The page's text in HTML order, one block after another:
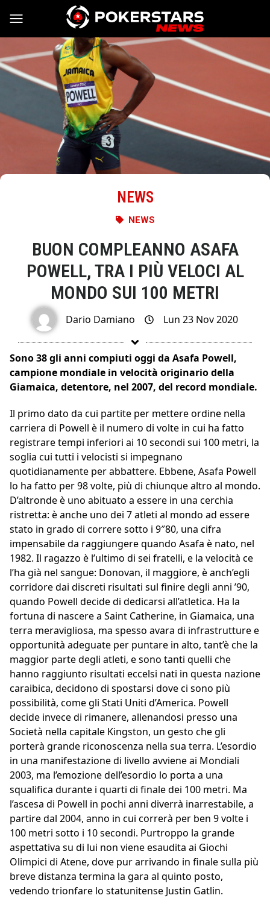
Vai al contenuto
NEWS
NEWS
BUON COMPLEANNO ASAFA
POWELL, TRA I PIÙ VELOCI AL
MONDO SUI 100 METRI
Dario Damiano Lun 23 Nov 2020
Sono 38 gli anni compiuti oggi da Asafa Powell,
campione mondiale in velocità originario della
Giamaica, detentore, nel 2007, del record mondiale.
Il primo dato da cui partite per mettere ordine nella
carriera di Powell è il numero di volte in cui ha fatto
registrare tempi inferiori ai 10 secondi sui 100 metri, la
soglia cui tutti i velocisti si impegnano
quotidianamente per abbattere. Ebbene, Asafa Powell
lo ha fatto per 98 volte, più di chiunque altro al mondo.
D’altronde è uno abituato a essere in una cerchia
ristretta: è anche uno dei 7 atleti al mondo ad essere
stato in grado di correre sotto i 9″80, una cifra
impensabile da raggiungere quando Asafa è nato, nel
1982. Il ragazzo è l’ultimo di sei fratelli, e la velocità ce
l’ha già nel sangue: Donovan, il maggiore, è anch’egli
corridore dai discreti risultati sul finire degli anni ’90,
quando Powell decide di dedicarsi all’atletica. Ha la
fortuna di nascere a Saint Catherine, in Giamaica, una
terra meravigliosa, ma spesso avara di infrastrutture e
opportunità adeguate per puntare in alto, tant’è che la
maggior parte degli atleti, e sono tanti quelli che
hanno raggiunto risultati eccelsi nati in questa nazione
caraibica, decidono di spostarsi dove ci sono più
possibilità, come gli Stati Uniti d’America. Powell
decide invece di rimanere, allenandosi presso una
Società nella capitale Kingston, un gesto che gli
porterà grande riconoscenza nella sua terra. L’esordio
in una manifestazione di livello avviene ai Mondiali
2003, ma l’emozione dell’esordio lo porta a una
squalifica durante i quarti di finale dei 100 metri. Ma
l’ascesa di Powell in pochi anni diverrà inarrestabile, a
partire dal 2004, anno in cui correrà per ben 9 volte i
100 metri sotto i 10 secondi. Purtroppo la grande
aspettativa su di lui non viene esaudita ai Giochi
Olimpici di Atene, dove pur arrivando in finale sulla più
breve distanza termina la gara al quinto posto,
vedendo trionfare lo statunitense Justin Gatlin.